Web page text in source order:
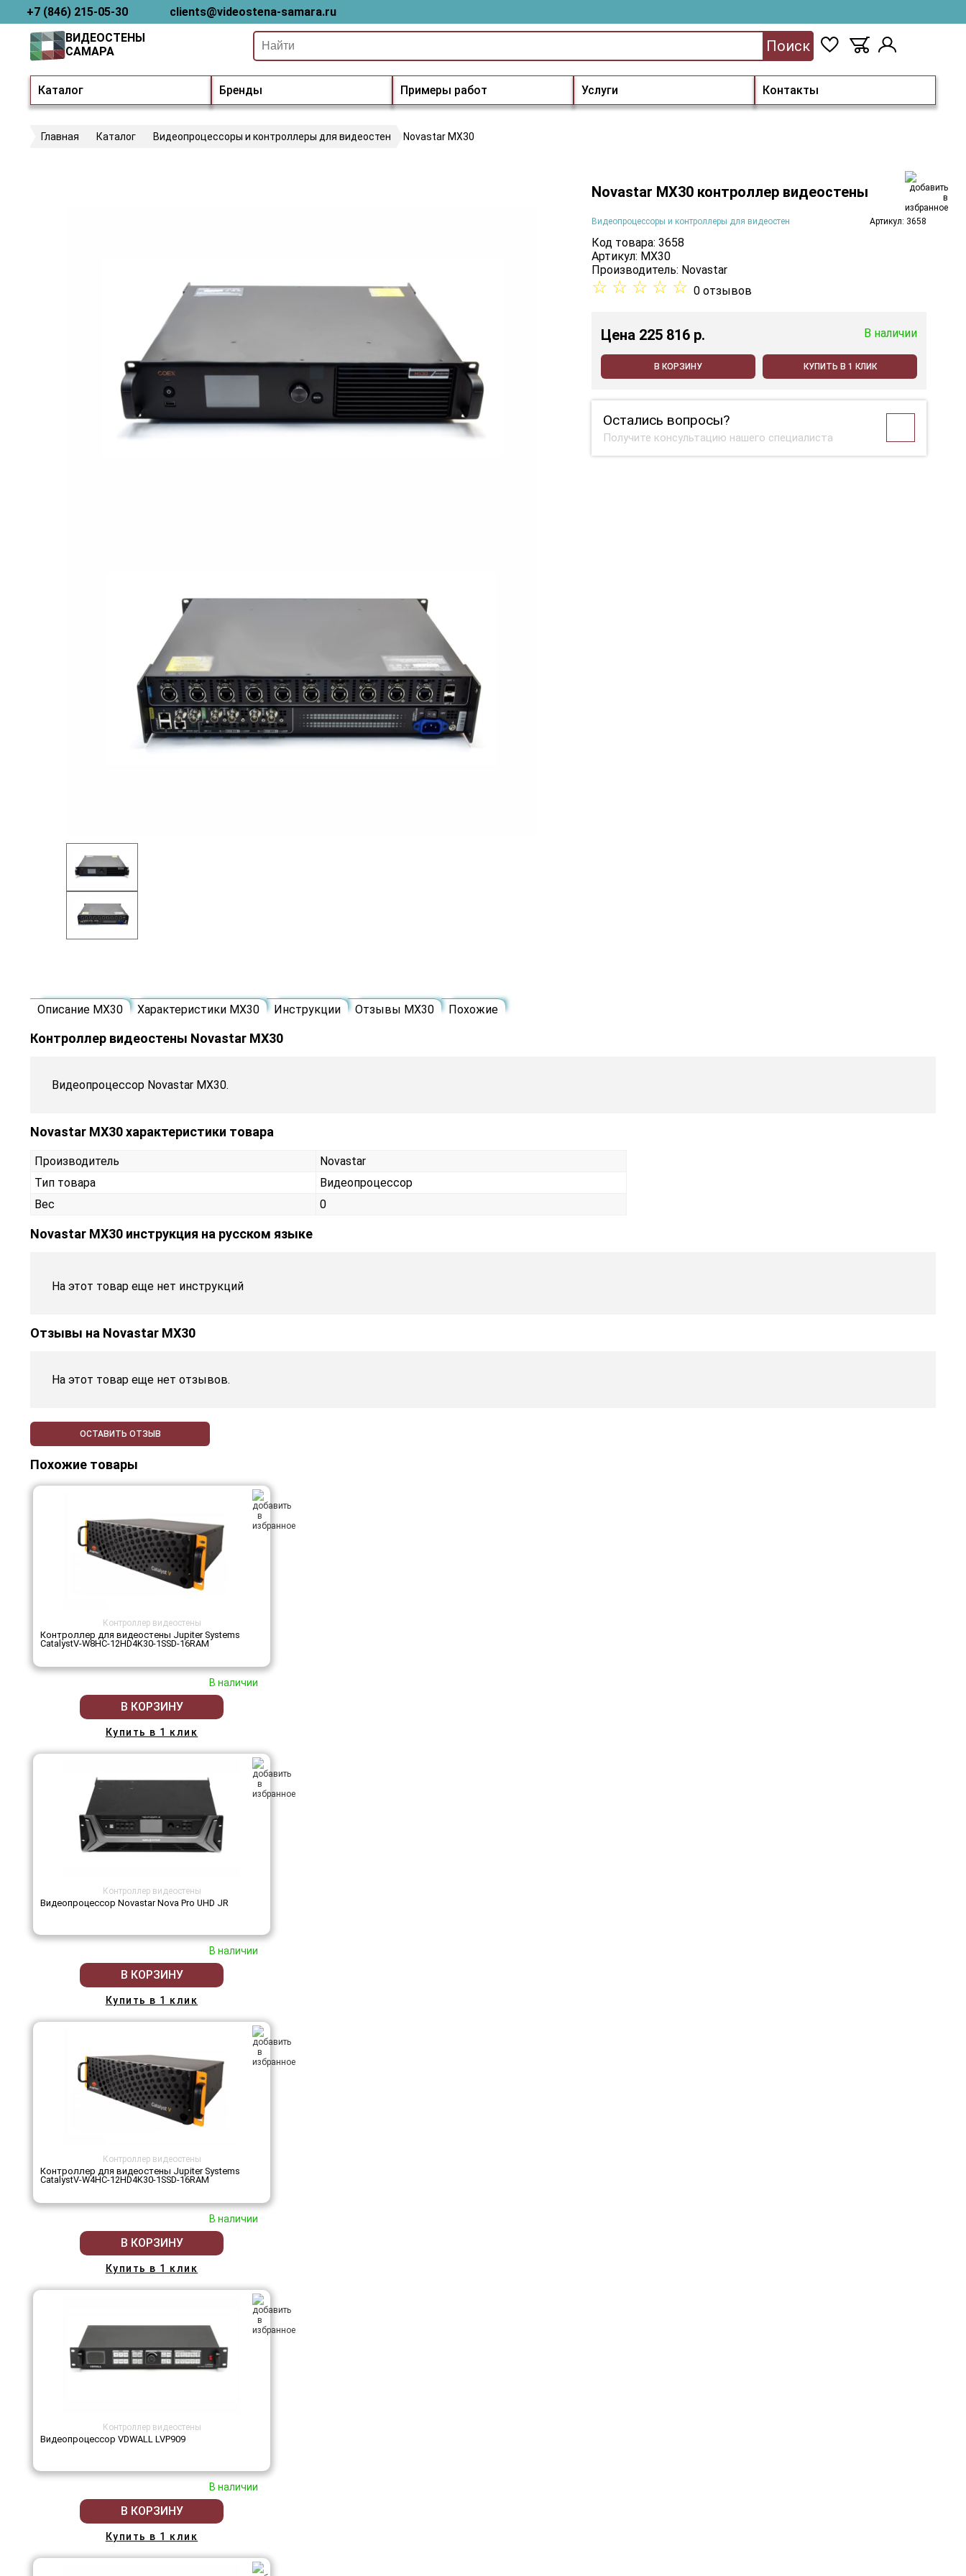
+7 (846) 215-05-30 clients@videostena-samara.ru
Каталог Бренды Примеры работ Услуги Контакты
ВИДЕОСТЕНЫ
САМАРА
Поиск
Главная Каталог Видеопроцессоры и контроллеры для видеостен Novastar MX30
Novastar MX30 контроллер видеостены
Видеопроцессоры и контроллеры для видеостен Артикул: 3658
Код товара: 3658
Артикул: MX30
Производитель: Novastar
☆ ☆ ☆ ☆ ☆ 0 отзывов
Цена 225 816 p. В наличии
В КОРЗИНУ КУПИТЬ В 1 КЛИК
Остались вопросы?
Получите консультацию нашего специалиста
Описание MX30 Характеристики MX30 Инструкции Отзывы MX30 Похожие
Контроллер видеостены Novastar MX30
Видеопроцессор Novastar MX30.
Novastar MX30 характеристики товара
Производитель
Novastar
Тип товара
Видеопроцессор
Вес
0
Novastar MX30 инструкция на русском языке
На этот товар еще нет инструкций
Отзывы на Novastar MX30
На этот товар еще нет отзывов.
ОСТАВИТЬ ОТЗЫВ
Похожие товары
Контроллер видеостены
Контроллер для видеостены Jupiter Systems
CatalystV-W8HC-12HD4K30-1SSD-16RAM
В наличии
В КОРЗИНУ
Купить в 1 клик
Контроллер видеостены
Видеопроцессор Novastar Nova Pro UHD JR
В наличии
В КОРЗИНУ
Купить в 1 клик
Контроллер видеостены
Контроллер для видеостены Jupiter Systems
CatalystV-W4HC-12HD4K30-1SSD-16RAM
В наличии
В КОРЗИНУ
Купить в 1 клик
Контроллер видеостены
Видеопроцессор VDWALL LVP909
В наличии
В КОРЗИНУ
Купить в 1 клик